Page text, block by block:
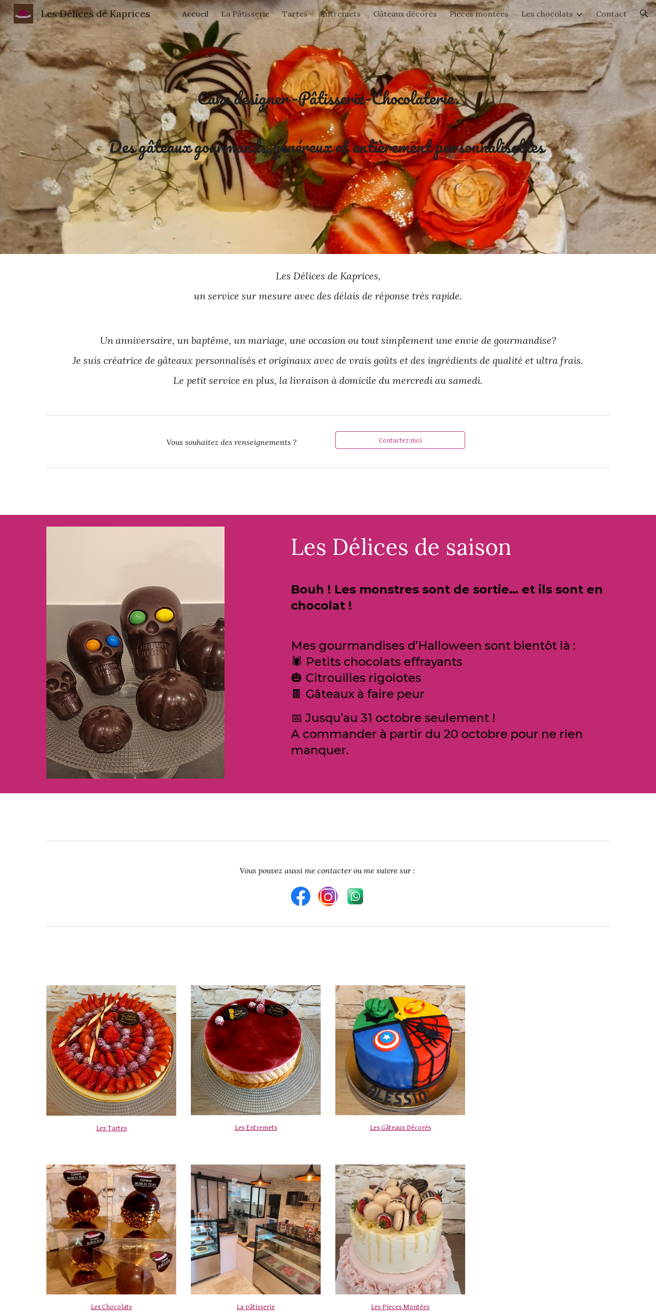
Skip to main content Skip to navigation
Les Délices de Kaprices Accueil La Pâtisserie Tartes Entremets Gâteaux décorés Pièces montées Les chocolats Contact
Cake designer-Pâtisserie-Chocolaterie.
Des gâteaux gourmands,généreux et entièrement personnalisables
Les Délices de Kaprices,
un service sur mesure avec des délais de réponse très rapide.
Un anniversaire, un baptême, un mariage, une occasion ou tout simplement une envie de gourmandise?
Je suis créatrice de gâteaux personnalisés et originaux avec de vrais goûts et des ingrédients de qualité et ultra frais.
Le petit service en plus, la livraison à domicile du mercredi au samedi.
Vous souhaitez des renseignements ? Contactez moi
Les Délices de saison
Bouh ! Les monstres sont de sortie… et ils sont en
chocolat !
Mes gourmandises d’Halloween sont bientôt là :
🕷️ Petits chocolats effrayants
🎃 Citrouilles rigolotes
🍫 Gâteaux à faire peur
📅Jusqu’au 31 octobre seulement !
A commander à partir du 20 octobre pour ne rien
manquer.
Vous pouvez aussi me contacter ou me suivre sur :
Les Tartes Les Entremets Les Gâteaux Décorés
Les Chocolats La pâtisserie Les Pieces Montées